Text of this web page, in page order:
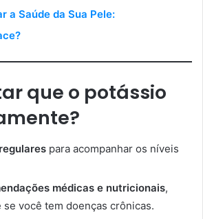
a Saúde da Sua Pele:
que o potássio
para acompanhar os níveis
médicas e nutricionais,
você tem doenças crônicas.